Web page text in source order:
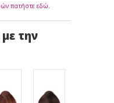
πατήστε εδώ.
την